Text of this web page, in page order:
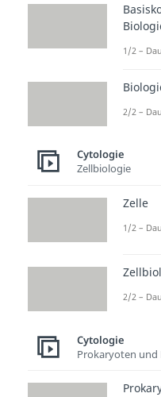
zum
zum
In
ist
er in
er für
so
1/2 –
2/2 –
Cytologie
Zellbiologie
Zelle
1/2 –
2/2 –
Cytologie
Prokaryoten und